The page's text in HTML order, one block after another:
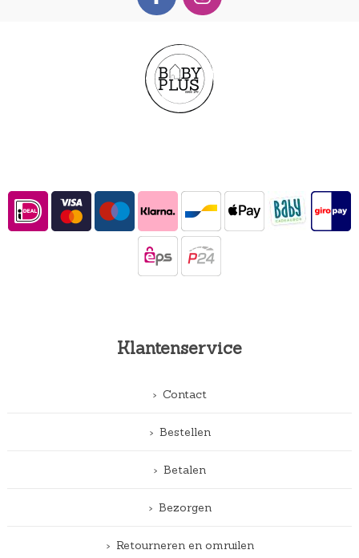
Klantenservice
Contact
Bestellen
Betalen
Bezorgen
Retourneren en omruilen